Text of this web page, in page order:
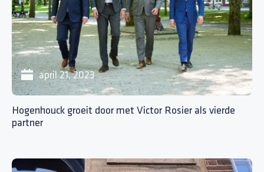
april 21, 2023
Hogenhouck groeit door met Victor Rosier als vierde
partner